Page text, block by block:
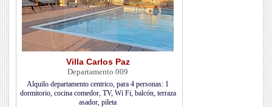
Villa Carlos Paz
Departamento 009
Alquilo departamento centrico, para 4 personas: 1
dormitorio, cocina comedor, TV, Wi Fi, balcón, terraza
asador, pileta